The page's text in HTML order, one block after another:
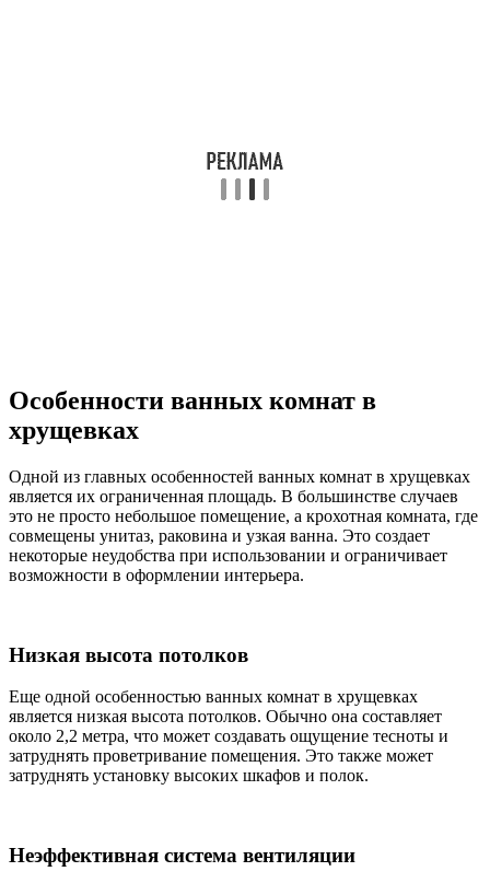
Особенности ванных комнат в
хрущевках
Одной из главных особенностей ванных комнат в хрущевках
является их ограниченная площадь. В большинстве случаев
это не просто небольшое помещение, а крохотная комната, где
совмещены унитаз, раковина и узкая ванна. Это создает
некоторые неудобства при использовании и ограничивает
возможности в оформлении интерьера.
Низкая высота потолков
Еще одной особенностью ванных комнат в хрущевках
является низкая высота потолков. Обычно она составляет
около 2,2 метра, что может создавать ощущение тесноты и
затруднять проветривание помещения. Это также может
затруднять установку высоких шкафов и полок.
Неэффективная система вентиляции